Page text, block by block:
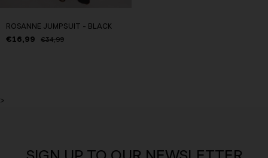
ROSANNE JUMPSUIT - BLACK
€16,99
€34,99
>